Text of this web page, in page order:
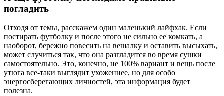
погладить
Отходя от темы, расскажем один маленький лайфхак. Если
постирать футболку и после этого не сильно ее комкать, а
наоборот, бережно повесить на вешалку и оставить высыхать,
может случиться так, что она разгладится во время сушки
самостоятельно. Это, конечно, не 100% вариант и вещь после
утюга все-таки выглядит ухоженнее, но для особо
энергосберегающих личностей, эта информация будет
полезна.